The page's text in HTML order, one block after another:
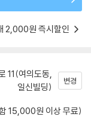
2,000원 즉시할인
11(여의도동,
일신빌딩)
변경
15,000원 이상 무료)